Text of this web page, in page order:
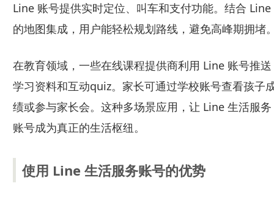
Line 账号提供实时定位、叫车和支付功能。结合 Line
的地图集成，用户能轻松规划路线，避免高峰期拥堵
在教育领域，一些在线课程提供商利用 Line 账号推送
学习资料和互动quiz。家长可通过学校账号查看孩子
绩或参与家长会。这种多场景应用，让 Line 生活服务
账号成为真正的生活枢纽。
使用 Line 生活服务账号的优势